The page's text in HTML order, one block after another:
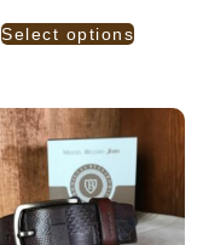
Select options